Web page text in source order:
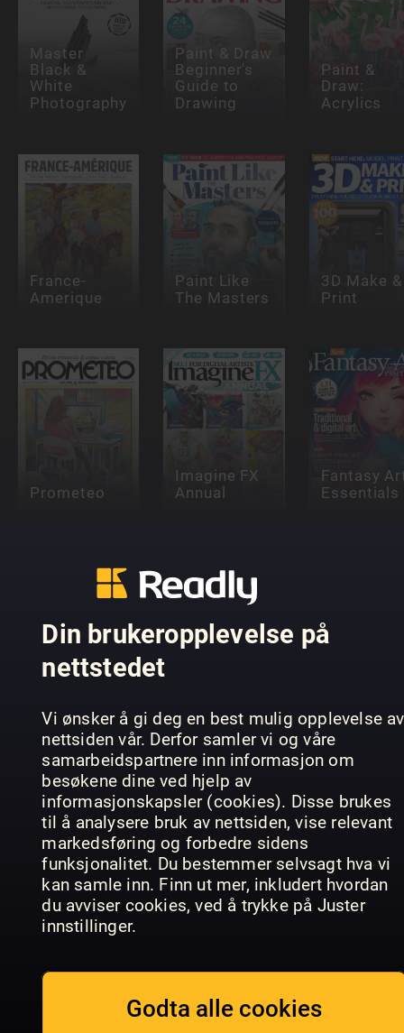
Din brukeropplevelse på
nettstedet
Vi ønsker å gi deg en best mulig opplevelse av
nettsiden vår. Derfor samler vi og våre
samarbeidspartnere inn informasjon om
besøkene dine ved hjelp av
informasjonskapsler (cookies). Disse brukes
til å analysere bruk av nettsiden, vise relevant
markedsføring og forbedre sidens
funksjonalitet. Du bestemmer selvsagt hva vi
kan samle inn. Finn ut mer, inkludert hvordan
du avviser cookies, ved å trykke på Juster
innstillinger.
Godta alle cookies
Master
Black &
White
Photography
Paint & Draw
Beginner's
Guide to
Drawing
Paint &
Draw:
Acrylics
France-
Amerique
Paint Like
The Masters
3D Make &
Print
Prometeo
Imagine FX
Annual
Fantasy
Essentials
ImagineFX
Traditional
Artist
Ultimate
Guide to
Manga Art
The
Collection